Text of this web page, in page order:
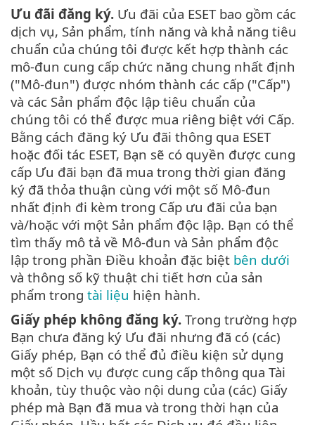
Ưu đãi đăng ký. Ưu đãi của ESET bao gồm các
dịch vụ, Sản phẩm, tính năng và khả năng tiêu
chuẩn của chúng tôi được kết hợp thành các
mô-đun cung cấp chức năng chung nhất định
("Mô-đun") được nhóm thành các cấp ("Cấp")
và các Sản phẩm độc lập tiêu chuẩn của
chúng tôi có thể được mua riêng biệt với Cấp.
Bằng cách đăng ký Ưu đãi thông qua ESET
hoặc đối tác ESET, Bạn sẽ có quyền được cung
cấp Ưu đãi bạn đã mua trong thời gian đăng
ký đã thỏa thuận cùng với một số Mô-đun
nhất định đi kèm trong Cấp ưu đãi của bạn
và/hoặc với một Sản phẩm độc lập. Bạn có thể
tìm thấy mô tả về Mô-đun và Sản phẩm độc
lập trong phần Điều khoản đặc biệt bên dưới
và thông số kỹ thuật chi tiết hơn của sản
phẩm trong tài liệu hiện hành.
Giấy phép không đăng ký. Trong trường hợp
Bạn chưa đăng ký Ưu đãi nhưng đã có (các)
Giấy phép, Bạn có thể đủ điều kiện sử dụng
một số Dịch vụ được cung cấp thông qua Tài
khoản, tùy thuộc vào nội dung của (các) Giấy
phép mà Bạn đã mua và trong thời hạn của